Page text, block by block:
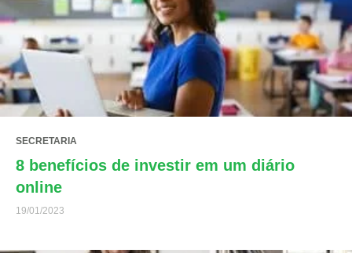
SECRETARIA
8 benefícios de investir em um diário
online
19/01/2023